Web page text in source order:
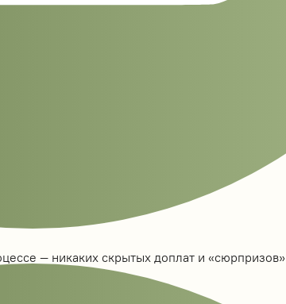
— никаких скрытых доплат и «сюрпризов»